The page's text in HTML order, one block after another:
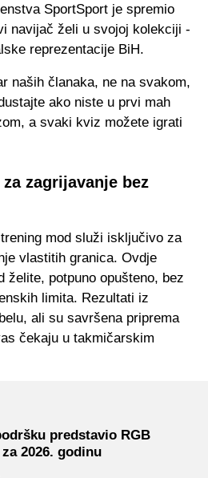
SportSport je spremio
navijač želi u svojoj kolekciji -
reprezentacije BiH.
naših članaka, ne na svakom,
ako niste u prvi mah
a svaki kviz možete igrati
zagrijavanje bez
mod služi isključivo za
vlastitih granica. Ovdje
želite, potpuno opušteno, bez
limita. Rezultati iz
ali su savršena priprema
čekaju u takmičarskim
predstavio RGB
2026. godinu